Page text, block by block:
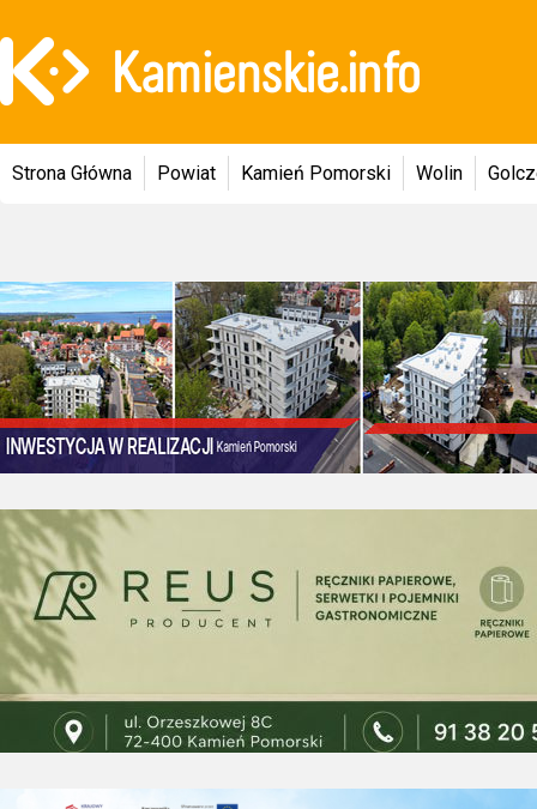
Strona Główna Powiat Kamień Pomorski Wolin